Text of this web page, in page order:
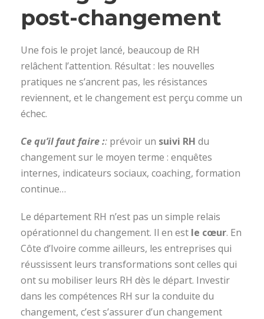
post-changement
Une fois le projet lancé, beaucoup de RH
relâchent l’attention. Résultat : les nouvelles
pratiques ne s’ancrent pas, les résistances
reviennent, et le changement est perçu comme un
échec.
Ce qu’il faut faire :: prévoir un suivi RH du
changement sur le moyen terme : enquêtes
internes, indicateurs sociaux, coaching, formation
continue…
Le département RH n’est pas un simple relais
opérationnel du changement. Il en est le cœur. En
Côte d’Ivoire comme ailleurs, les entreprises qui
réussissent leurs transformations sont celles qui
ont su mobiliser leurs RH dès le départ. Investir
dans les compétences RH sur la conduite du
changement, c’est s’assurer d’un changement